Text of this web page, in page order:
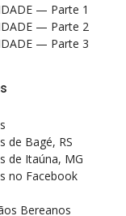
— Parte 1
— Parte 2
— Parte 3
de Bagé, RS
de Itaúna, MG
no Facebook
Bereanos